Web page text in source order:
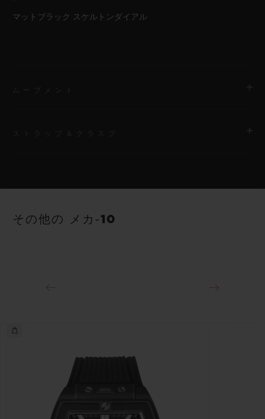
マットブラック スケルトンダイアル
ストラップ
その他の メカ‐10